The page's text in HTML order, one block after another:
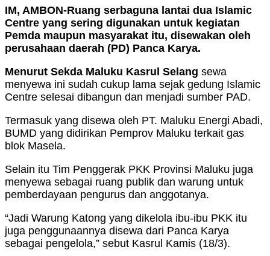
IM, AMBON-Ruang serbaguna lantai dua Islamic
Centre yang sering digunakan untuk kegiatan
Pemda maupun masyarakat itu, disewakan oleh
perusahaan daerah (PD) Panca Karya.
Menurut Sekda Maluku Kasrul Selang sewa
menyewa ini sudah cukup lama sejak gedung Islamic
Centre selesai dibangun dan menjadi sumber PAD.
Termasuk yang disewa oleh PT. Maluku Energi Abadi,
BUMD yang didirikan Pemprov Maluku terkait gas
blok Masela.
Selain itu Tim Penggerak PKK Provinsi Maluku juga
menyewa sebagai ruang publik dan warung untuk
pemberdayaan pengurus dan anggotanya.
“Jadi Warung Katong yang dikelola ibu-ibu PKK itu
juga penggunaannya disewa dari Panca Karya
sebagai pengelola,” sebut Kasrul Kamis (18/3).